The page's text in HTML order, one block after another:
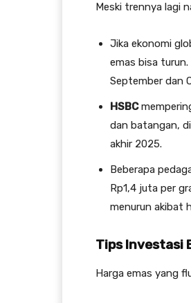
Meski trennya lagi
Jika ekonomi
emas bisa turun.
September dan
HSBC
dan batangan,
akhir 2025.
Beberapa
Rp1,4 juta per
menurun akibat
Tips Investasi
Harga emas yang